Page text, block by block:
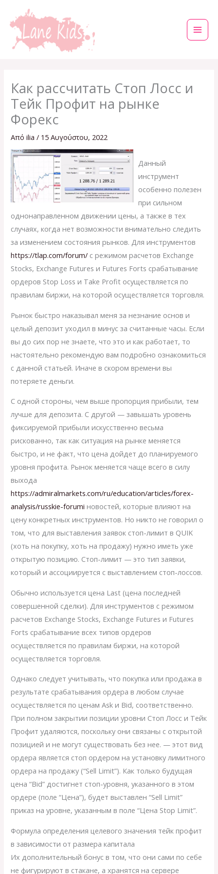
στο
περιεχόμενο
Как рассчитать Стоп Лосс и
Тейк Профит на рынке
Форекс
Απόilia/ 15 Αυγούστου, 2022
Данный
инструмент
особенно полезен
при сильном
однонаправленном движении цены, а также в тех
случаях, когда нет возможности внимательно следить
за изменением состояния рынков. Для инструментов
https://tlap.com/forum/ с режимом расчетов Exchange
Stocks, Exchange Futures и Futures Forts срабатывание
ордеров Stop Loss и Take Profit осуществляется по
правилам биржи, на которой осуществляется торговля.
Рынок быстро наказывал меня за незнание основ и
целый депозит уходил в минус за считанные часы. Если
вы до сих пор не знаете, что это и как работает, то
настоятельно рекомендую вам подробно ознакомиться
с данной статьей. Иначе в скором времени вы
потеряете деньги.
С одной стороны, чем выше пропорция прибыли, тем
лучше для депозита. С другой — завышать уровень
фиксируемой прибыли искусственно весьма
рискованно, так как ситуация на рынке меняется
быстро, и не факт, что цена дойдет до планируемого
уровня профита. Рынок меняется чаще всего в силу
выхода
https://admiralmarkets.com/ru/education/articles/forex-
analysis/russkie-forumi новостей, которые влияют на
цену конкретных инструментов. Но никто не говорил о
том, что для выставления заявок стоп-лимит в QUIK
(хоть на покупку, хоть на продажу) нужно иметь уже
открытую позицию. Стоп-лимит — это тип заявки,
который и ассоциируется с выставлением стоп-лоссов.
Обычно используется цена Last (цена последней
совершенной сделки). Для инструментов с режимом
расчетов Exchange Stocks, Exchange Futures и Futures
Forts срабатывание всех типов ордеров
осуществляется по правилам биржи, на которой
осуществляется торговля.
Однако следует учитывать, что покупка или продажа в
результате срабатывания ордера в любом случае
осуществляется по ценам Ask и Bid, соответственно.
При полном закрытии позиции уровни Стоп Лосс и Тейк
Профит удаляются, поскольку они связаны с открытой
позицией и не могут существовать без нее. — этот вид
ордера является стоп ордером на установку лимитного
ордера на продажу (“Sell Limit”). Как только будущая
цена “Bid” достигнет стоп-уровня, указанного в этом
ордере (поле “Цена”), будет выставлен “Sell Limit”
приказ на уровне, указанным в поле “Цена Stop Limit”.
Формула определения целевого значения тейк профит
в зависимости от размера капитала
Их дополнительный бонус в том, что они сами по себе
не фигурируют в стакане, а хранятся на сервере